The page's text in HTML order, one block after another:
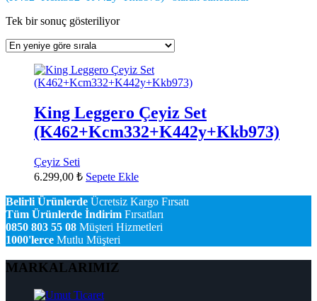
Tek bir sonuç gösteriliyor
King Leggero Çeyiz Set
(K462+Kcm332+K442y+Kkb973)
Çeyiz Seti
6.299,00 ₺ Sepete Ekle
Belirli Ürünlerde Ücretsiz Kargo Fırsatı
Tüm Ürünlerde İndirim Fırsatları
0850 803 55 08 Müşteri Hizmetleri
1000'lerce Mutlu Müşteri
MARKALARIMIZ